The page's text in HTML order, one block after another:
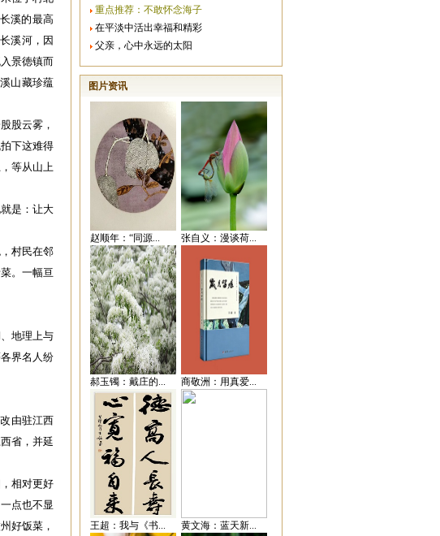
溪的最高
溪河，因
景徳镇而
山藏珍蕴
股云雾，
下这难得
等从山上
是：让大
村民在邻
。一幅亘
地理上与
界名人纷
由驻江西
省‌，并延
相对更好
点也不显
好饭菜，
重点推荐：不敢怀念海子
在平淡中活出幸福和精彩
父亲，心中永远的太阳
图片资讯
赵顺年：“同源... 张自义：漫谈荷...
郝玉镯：戴庄的... 商敬洲：用真爱...
王超：我与《书... 黄文海：蓝天新...